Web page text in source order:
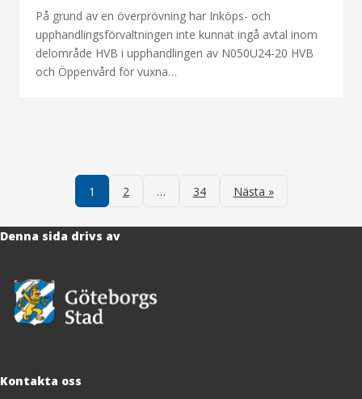
På grund av en överprövning har Inköps- och
upphandlingsförvaltningen inte kunnat ingå avtal inom
delområde HVB i upphandlingen av N050U24-20 HVB
och Öppenvård för vuxna…
inlägg
1 2 … 34 Nästa »
Denna sida drivs av
Kontakta oss